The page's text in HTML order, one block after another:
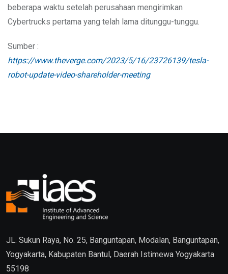
beberapa waktu setelah perusahaan mengirimkan
Cybertrucks pertama yang telah lama ditunggu-tunggu.
Sumber :
https://www.theverge.com/2023/5/16/23726139/tesla-
robot-update-video-shareholder-meeting
JL. Sukun Raya, No. 25, Banguntapan, Modalan, Banguntapan,
Yogyakarta, Kabupaten Bantul, Daerah Istimewa Yogyakarta
55198